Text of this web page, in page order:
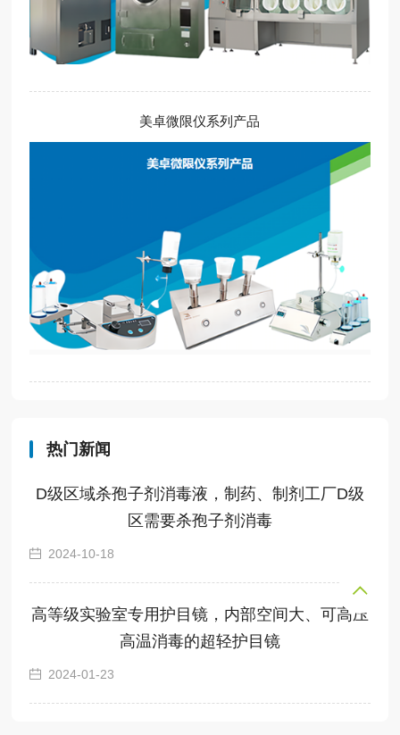
美卓微限仪系列产品
热门新闻
D级区域杀孢子剂消毒液，制药、制剂工厂D级
区需要杀孢子剂消毒
2024-10-18
高等级实验室专用护目镜，内部空间大、可高压
高温消毒的超轻护目镜
2024-01-23